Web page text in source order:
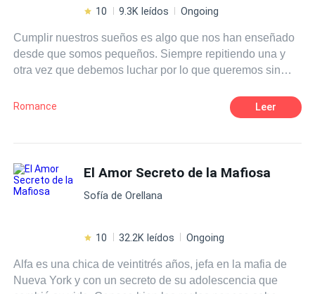
10 9.3K leídos Ongoing
Cumplir nuestros sueños es algo que nos han enseñado
desde que somos pequeños. Siempre repitiendo una y
otra vez que debemos luchar por lo que queremos sin
tenía en mente cuando se subió a un avión para ir al otro
extremo del país, para perseguir eso que tanto anhelaba.
cosas más, nuevas amistades, nuevos gustos, pero sobre
todo, algo sobre lo que solamente había escrito y leído: el
Romance Leer
El Amor Secreto de la Mafiosa
Sofía de Orellana
10 32.2K leídos Ongoing
Alfa es una chica de veintitrés años, jefa en la mafia de
Nueva York y con un secreto de su adolescencia que